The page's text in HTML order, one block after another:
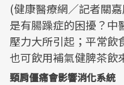
(健康醫療網／記者關
是有腸躁症的困擾？中
壓力大所引起；平常飲
也可飲用補氣健脾茶飲
頸肩僵痛會影響消化系統